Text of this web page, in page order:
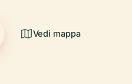
Vedi mappa